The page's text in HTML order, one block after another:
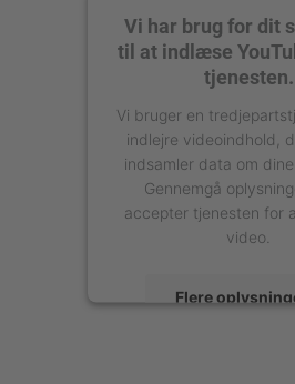
Vi har brug for dit
til at indlæse
tjenesten.
Vi bruger en
indlejre videoindhold,
indsamler data om
Gennemgå
accepter tjenesten for
video.
Flere